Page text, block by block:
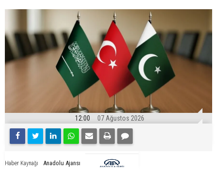
12:00 07 Ağustos 2026
Haber Kaynağı Anadolu Ajansı